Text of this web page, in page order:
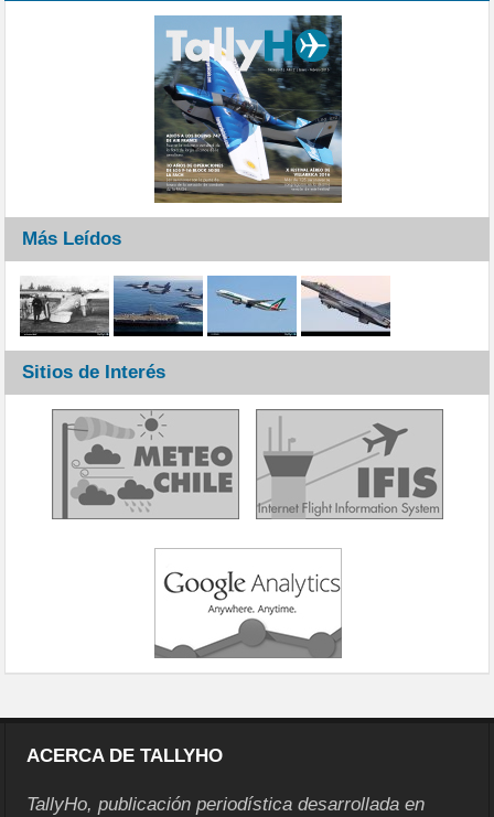
Más Leídos
Sitios de Interés
ACERCA DE TALLYHO
TallyHo, publicación periodística desarrollada en